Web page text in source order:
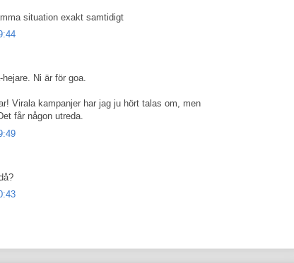
situation exakt samtidigt
Ni är för goa.
Virala kampanjer har jag ju hört talas om, men
får någon utreda.